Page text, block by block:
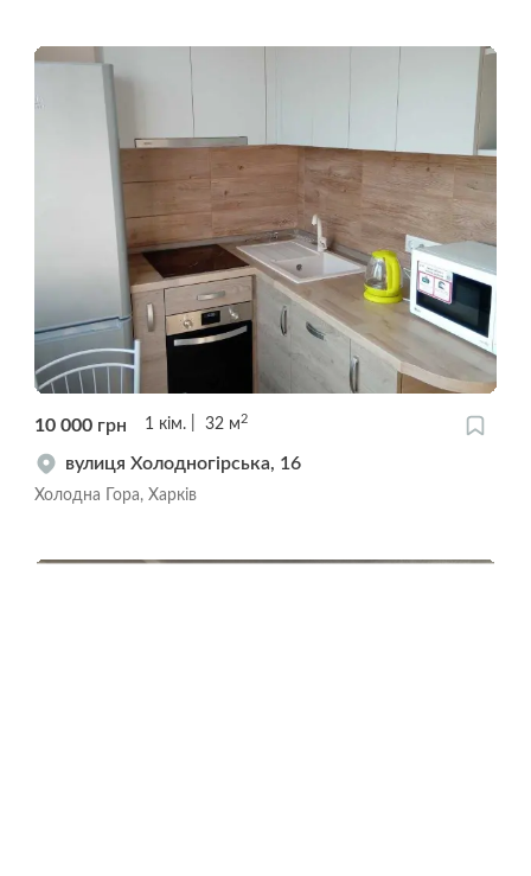
10 000 грн 1 кім. 32 м 2
вулиця Холодногірська, 16
Холодна Гора, Харків